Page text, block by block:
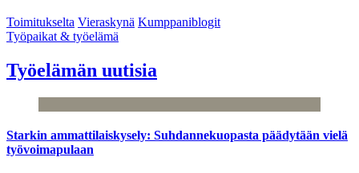
Toimitukselta Vieraskynä Kumppaniblogit
Työpaikat & työelämä
Työelämän uutisia
Starkin ammattilaiskysely: Suhdannekuopasta päädytään vielä
työvoimapulaan